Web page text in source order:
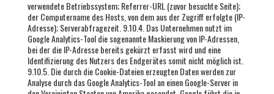
verwendete Betriebssystem; Referrer-URL (zuvor besuchte Seite);
der Computername des Hosts, von dem aus der Zugriff erfolgte (IP-
Adresse); Serverabfragezeit. 9.10.4. Das Unternehmen nutzt im
Google Analytics-Tool die sogenannte Maskierung von IP-Adressen,
bei der die IP-Adresse bereits gekürzt erfasst wird und eine
Identifizierung des Nutzers des Endgerätes somit nicht möglich ist.
9.10.5. Die durch die Cookie-Dateien erzeugten Daten werden zur
Analyse durch das Google Analytics-Tool an einen Google-Server in